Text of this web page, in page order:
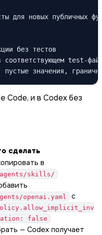
новых публичных
без тестов
test-
значения,
Code, и в Codex без
сделать
в
skills/
openai.yaml с
false
— Codex получает